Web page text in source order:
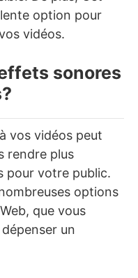
option pour
vidéos.
sonores
vos vidéos peut
rendre plus
pour votre public.
options
que vous
un